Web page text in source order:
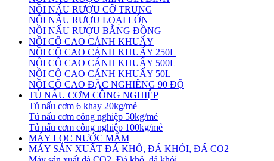
NỒI NẤU RƯỢU CỠ TRUNG
NỒI NẤU RƯỢU LOẠI LỚN
NỒI NẤU RƯỢU BẰNG ĐỒNG
NỒI CÔ CAO CÁNH KHUẤY
NỒI CÔ CAO CÁNH KHUẤY 250L
NỒI CÔ CAO CÁNH KHUẤY 500L
NỒI CÔ CAO CÁNH KHUẤY 50L
NỒI CÔ CAO ĐẶC NGHIÊNG 90 ĐỘ
TỦ NẤU CƠM CÔNG NGHIỆP
Tủ nấu cơm 6 khay 20kg/mẻ
Tủ nấu cơm công nghiệp 50kg/mẻ
Tủ nấu cơm công nghiệp 100kg/mẻ
MÁY LỌC NƯỚC MẮM
MÁY SẢN XUẤT ĐÁ KHÔ, ĐÁ KHÓI, ĐÁ CO2